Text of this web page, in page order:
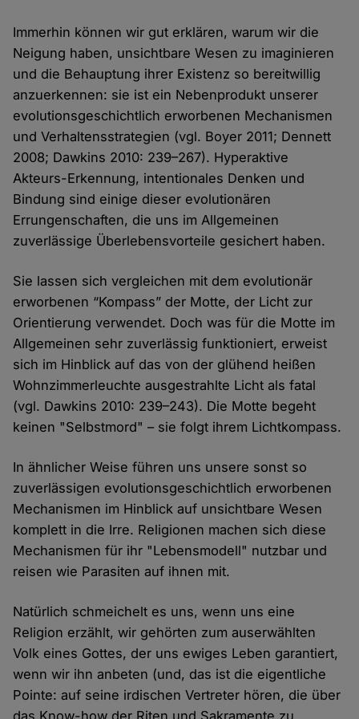
Immerhin können wir gut erklären, warum wir die
Neigung haben, unsichtbare Wesen zu imaginieren
und die Behauptung ihrer Existenz so bereitwillig
anzuerkennen: sie ist ein Nebenprodukt unserer
evolutionsgeschichtlich erworbenen Mechanismen
und Verhaltensstrategien (vgl. Boyer 2011; Dennett
2008; Dawkins 2010: 239–267). Hyperaktive
Akteurs-Erkennung, intentionales Denken und
Bindung sind einige dieser evolutionären
Errungenschaften, die uns im Allgemeinen
zuverlässige Überlebensvorteile gesichert haben.
Sie lassen sich vergleichen mit dem evolutionär
erworbenen “Kompass” der Motte, der Licht zur
Orientierung verwendet. Doch was für die Motte im
Allgemeinen sehr zuverlässig funktioniert, erweist
sich im Hinblick auf das von der glühend heißen
Wohnzimmerleuchte ausgestrahlte Licht als fatal
(vgl. Dawkins 2010: 239–243). Die Motte begeht
keinen "Selbstmord" – sie folgt ihrem Lichtkompass.
In ähnlicher Weise führen uns unsere sonst so
zuverlässigen evolutionsgeschichtlich erworbenen
Mechanismen im Hinblick auf unsichtbare Wesen
komplett in die Irre. Religionen machen sich diese
Mechanismen für ihr "Lebensmodell" nutzbar und
reisen wie Parasiten auf ihnen mit.
Natürlich schmeichelt es uns, wenn uns eine
Religion erzählt, wir gehörten zum auserwählten
Volk eines Gottes, der uns ewiges Leben garantiert,
wenn wir ihn anbeten (und, das ist die eigentliche
Pointe: auf seine irdischen Vertreter hören, die über